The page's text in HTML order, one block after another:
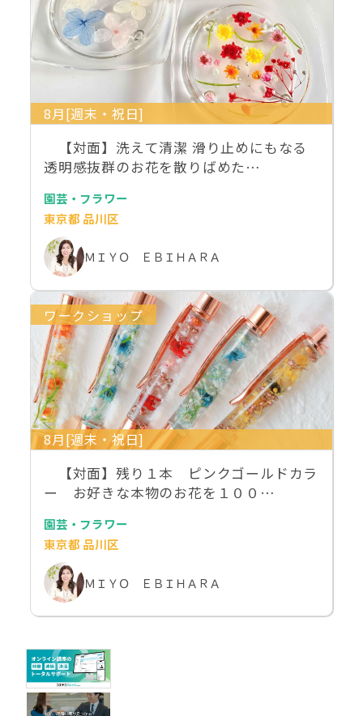
8月[週末・祝日]
【対面】洗えて清潔 滑り止めにもなる
透明感抜群のお花を散りばめた…
園芸・フラワー
東京都 品川区
ＭＩＹＯ ＥＢＩＨＡＲＡ
ワークショップ
8月[週末・祝日]
【対面】残り１本 ピンクゴールドカラ
ー お好きな本物のお花を１００…
園芸・フラワー
東京都 品川区
ＭＩＹＯ ＥＢＩＨＡＲＡ